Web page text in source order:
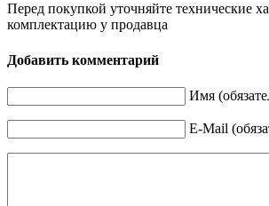
Перед покупкой уточняйте технические
комплектацию у продавца
Добавить комментарий
Имя
E-Mail